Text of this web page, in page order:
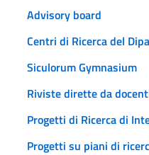
Advisory board
Centri di Ricerca del
Siculorum Gymnasium
Riviste dirette da
Progetti di Ricerca di
Progetti su piani di